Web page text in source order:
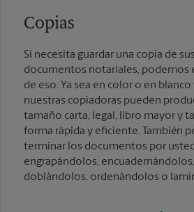
Copias
Si necesita guardar una copia de sus
documentos notariales, podemos
de eso. Ya sea en color o en blanco
nuestras copiadoras pueden
tamaño carta, legal, libro mayor y
forma rápida y eficiente. También
terminar los documentos por usted
engrapándolos, encuadernándolos,
doblándolos, ordenándolos o